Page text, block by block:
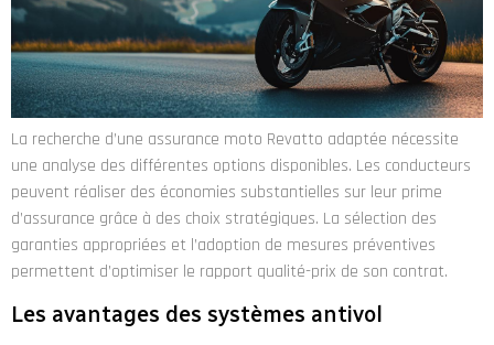
La recherche d’une assurance moto Revatto adaptée nécessite
une analyse des différentes options disponibles. Les conducteurs
peuvent réaliser des économies substantielles sur leur prime
d’assurance grâce à des choix stratégiques. La sélection des
garanties appropriées et l’adoption de mesures préventives
permettent d’optimiser le rapport qualité-prix de son contrat.
Les avantages des systèmes antivol